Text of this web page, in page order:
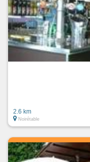
2.6 km
Noirétable